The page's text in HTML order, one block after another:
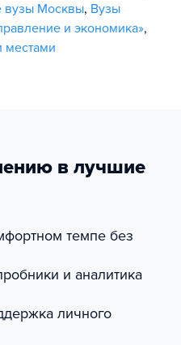
вузы Москвы, Вузы
и экономика»,
в лучшие
темпе без
и аналитика
личного